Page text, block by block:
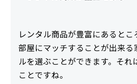
レンタル商品が豊富にあるとこ
部屋にマッチすることが出来る
ルを選ぶことができます。それ
ことですね。